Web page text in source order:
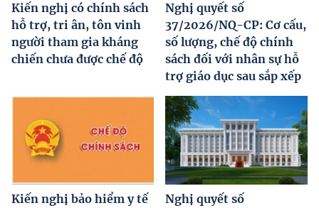
Kiến nghị có chính sách
hỗ trợ, tri ân, tôn vinh
người tham gia kháng
chiến chưa được chế độ
Nghị quyết số
37/2026/NQ-CP: Cơ cấu,
số lượng, chế độ chính
sách đối với nhân sự hỗ
trợ giáo dục sau sắp xếp
Kiến nghị bảo hiểm y tế
Nghị quyết số